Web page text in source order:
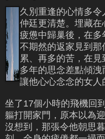
久別重逢的心情多
仲廷更清楚。埋藏
疲憊中歸巢後，在多
不期然的返家見到
累、再多的苦，在見
多年的思念差點傾
讓他心心念念的女人
坐了17個小時的飛機回
軀打開家門，原本以為
沒想到，那張令他朝思